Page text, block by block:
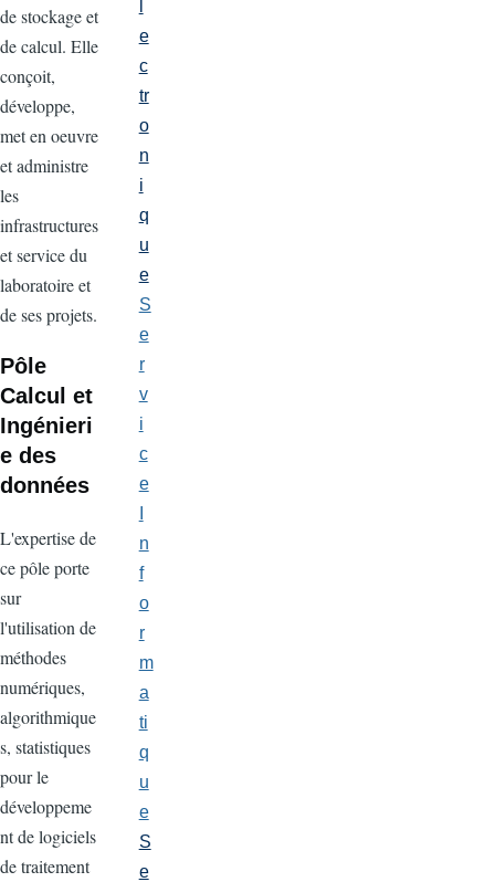
de stockage et
de calcul. Elle
conçoit,
développe,
met en oeuvre
et administre
les
infrastructures
et service du
laboratoire et
de ses projets.
Pôle
Calcul et
Ingénieri
e des
données
L'expertise de
ce pôle porte
sur
l'utilisation de
méthodes
numériques,
algorithmique
s, statistiques
pour le
développeme
nt de logiciels
de traitement
e
c
tr
o
n
i
q
u
e
S
e
r
v
i
c
e
n
f
o
r
m
a
ti
q
u
e
S
e